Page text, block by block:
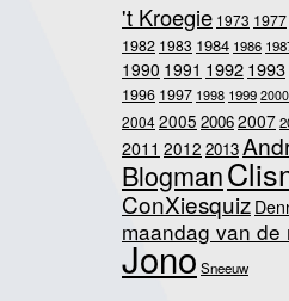
't Kroegie 1973 1977
1982 1983 1984 1986
1990 1991 19921993
1996 1997 1998 1999 2000
20042005 20062007
2011 2012 2013
Blogman
ConXiesquiz
maandag van de
JonoSneeuw